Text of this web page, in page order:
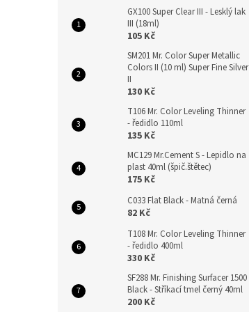
GX100 Super Clear III - Lesklý lak
III (18ml)
105 Kč
SM201 Mr. Color Super Metallic
Colors II (10 ml) Super Fine Silver
II
130 Kč
T106 Mr. Color Leveling Thinner
- ředidlo 110ml
135 Kč
MC129 Mr.Cement S - Lepidlo na
plast 40ml (špič.štětec)
175 Kč
C033 Flat Black - Matná černá
82 Kč
T108 Mr. Color Leveling Thinner
- ředidlo 400ml
330 Kč
SF288 Mr. Finishing Surfacer 1500
Black - Stříkací tmel černý 40ml
200 Kč